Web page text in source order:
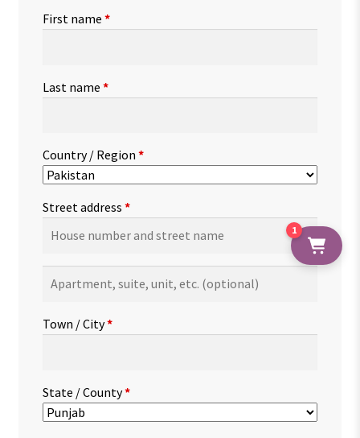
First name *
Last name *
Country / Region *
Street address *
suite,
etc.(optional)
Town / City*
State / County*
1